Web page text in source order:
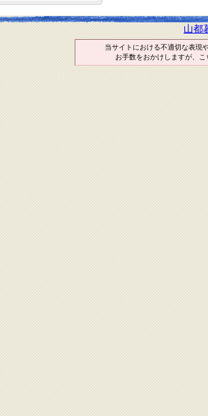
山都
当サイトにおける不適切な表現
お手数をおかけしますが、こ